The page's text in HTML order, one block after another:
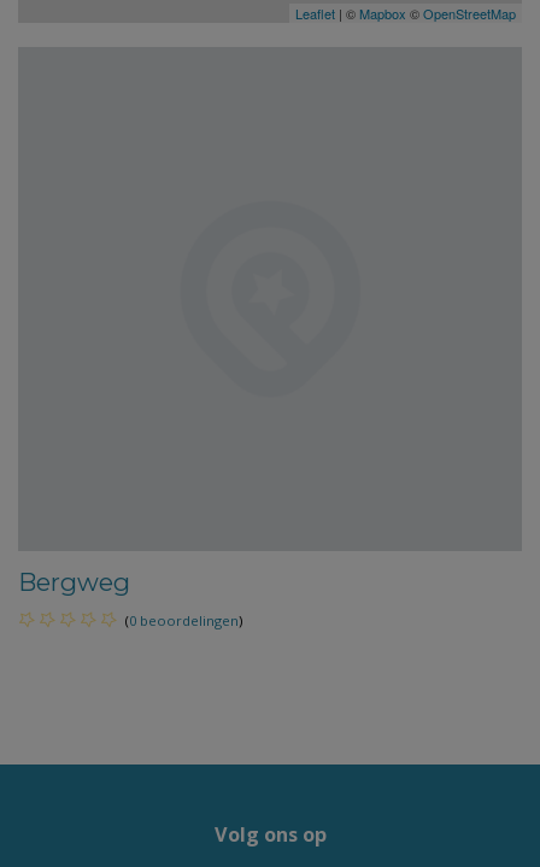
Leaflet | © Mapbox ©OpenStreetMap
Bergweg
(0 beoordelingen)
Volg ons op